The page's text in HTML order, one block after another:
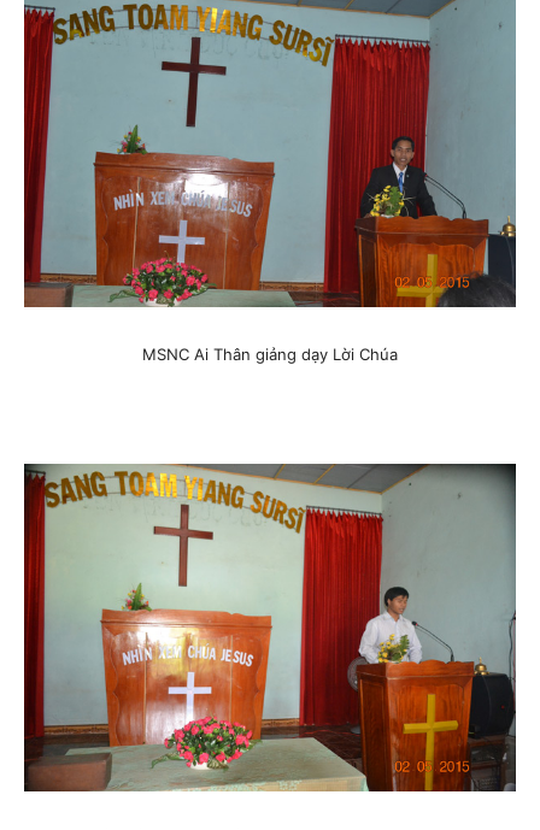
MSNC Ai Thân giảng dạy Lời Chúa